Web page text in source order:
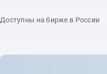
Доступны на бирже в России